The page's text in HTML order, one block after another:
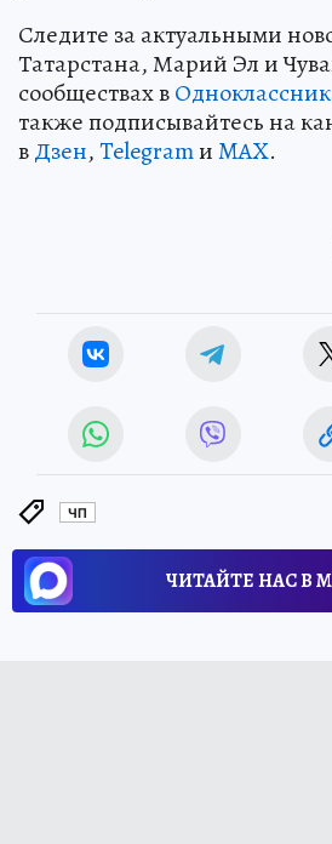
Следите за актуальными
Татарстана, Марий Эл и
сообществах в
также подписывайтесь на
вДзен,TelegramиMAX.
ЧП
ЧИТАЙТЕ НАС В